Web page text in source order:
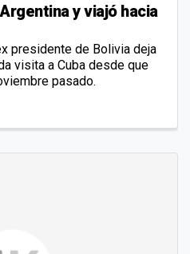
y viajó hacia
presidente de Bolivia deja
visita a Cuba desde que
pasado.